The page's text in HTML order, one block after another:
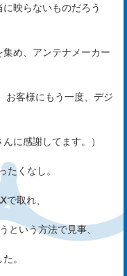
映らないものだろう
め、アンテナメーカー
お客様にもう一度、デジ
に感謝してます。）
くなし。
取れ、
という方法で見事、
。